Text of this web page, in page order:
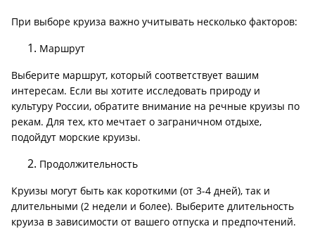
При выборе круиза важно учитывать несколько факторов:
Маршрут
Выберите маршрут, который соответствует вашим
интересам. Если вы хотите исследовать природу и
культуру России, обратите внимание на речные круизы по
рекам. Для тех, кто мечтает о заграничном отдыхе,
подойдут морские круизы.
Продолжительность
Круизы могут быть как короткими (от 3-4 дней), так и
длительными (2 недели и более). Выберите длительность
круиза в зависимости от вашего отпуска и предпочтений.